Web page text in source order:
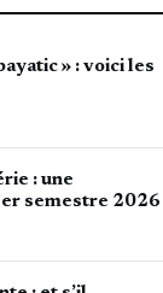
» : voici les
: une
semestre 2026